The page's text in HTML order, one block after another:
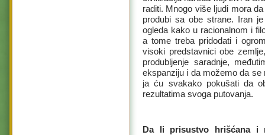
raditi. Mnogo više ljudi mora
produbi sa obe strane. Iran
ogleda kako u racionalnom i
a tome treba pridodati i
visoki predstavnici obe
produbljenje saradnje,
ekspanziju i da možemo da
ja ću svakako pokušati da
rezultatima svoga putovanja.
Da li prisustvo hrišćana i